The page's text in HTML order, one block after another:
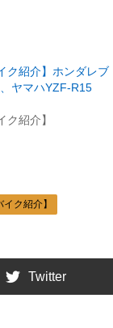
ク紹介】ホンダレブ
ヤマハYZF-R15
ク紹介】
イク紹介】
Twitter